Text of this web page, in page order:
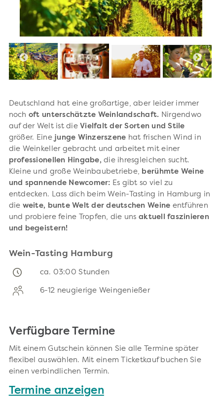
Deutschland hat eine großartige, aber leider immer
noch oft unterschätzte Weinlandschaft. Nirgendwo
auf der Welt ist die Vielfalt der Sorten und Stile
größer. Eine junge Winzerszene hat frischen Wind in
die Weinkeller gebracht und arbeitet mit einer
professionellen Hingabe, die ihresgleichen sucht.
Kleine und große Weinbaubetriebe, berühmte Weine
und spannende Newcomer: Es gibt so viel zu
entdecken. Lass dich beim Wein-Tasting in Hamburg in
die weite, bunte Welt der deutschen Weine entführen
und probiere feine Tropfen, die unsaktuell faszinieren
und begeistern!
Wein-Tasting Hamburg
ca. 03:00 Stunden
6-12 neugierige Weingenießer
Verfügbare Termine
Mit einem Gutschein können Sie alle Termine später
flexibel auswählen. Mit einem Ticketkauf buchen Sie
einen verbindlichen Termin.
Termine anzeigen